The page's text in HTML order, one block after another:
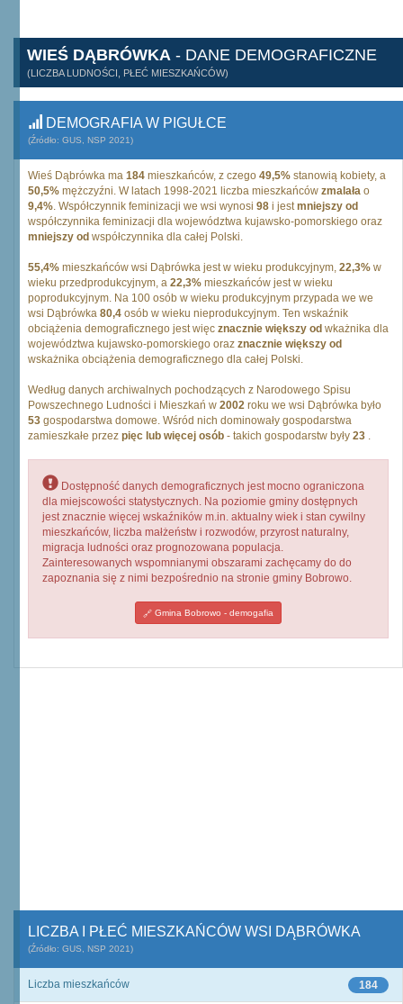
WIEŚ DĄBRÓWKA - DANE DEMOGRAFICZNE
(LICZBA LUDNOŚCI, PŁEĆ MIESZKAŃCÓW)
DEMOGRAFIA W PIGUŁCE
(Źródło: GUS, NSP 2021)
Wieś Dąbrówka ma 184 mieszkańców, z czego 49,5% stanowią kobiety, a
50,5% mężczyźni. W latach 1998-2021 liczba mieszkańców zmalała o
9,4%. Współczynnik feminizacji we wsi wynosi 98 i jestmniejszy od
współczynnika feminizacji dla województwa kujawsko-pomorskiego oraz
mniejszy od współczynnika dla całej Polski.
55,4% mieszkańców wsi Dąbrówka jest w wieku produkcyjnym, 22,3% w
wieku przedprodukcyjnym, a 22,3% mieszkańców jest w wieku
poprodukcyjnym. Na 100 osób w wieku produkcyjnym przypada we we
wsi Dąbrówka 80,4 osób w wieku nieprodukcyjnym. Ten wskaźnik
obciążenia demograficznego jest więc znacznie większy od wkażnika dla
województwa kujawsko-pomorskiego oraz znacznie większy od
wskażnika obciążenia demograficznego dla całej Polski.
Według danych archiwalnych pochodzących z Narodowego Spisu
Powszechnego Ludności i Mieszkań w 2002 roku we wsi Dąbrówka było
53 gospodarstwa domowe. Wśród nich dominowały gospodarstwa
zamieszkałe przez pięc lub więcej osób - takich gospodarstw były 23 .
Dostępność danych demograficznych jest mocno ograniczona
dla miejscowości statystycznych. Na poziomie gminy dostępnych
jest znacznie więcej wskaźników m.in. aktualny wiek i stan cywilny
mieszkańców, liczba małżeństw i rozwodów, przyrost naturalny,
migracja ludności oraz prognozowana populacja.
Zainteresowanych wspomnianymi obszarami zachęcamy do do
zapoznania się z nimi bezpośrednio na stronie gminy Bobrowo.
Gmina Bobrowo - demogafia
LICZBA I PŁEĆ MIESZKAŃCÓW WSI DĄBRÓWKA
(Źródło: GUS, NSP 2021)
184
Liczba mieszkańców